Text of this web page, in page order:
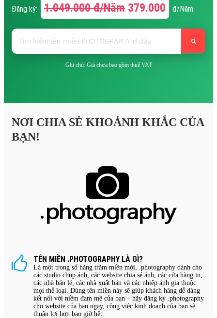
Đăng ký: 1.049.000 đ/Năm 379.000 đ/Năm
Ghi chú: Giá chưa bao gồm thuế VAT
NƠI CHIA SẺ KHOẢNH KHẮC CỦA
BẠN!
TÊN MIỀN .PHOTOGRAPHY LÀ GÌ?
Là một trong số hàng trăm miền mới, .photography dành cho
các studio chụp ảnh, các website chia sẻ ảnh, các cửa hàng in,
các nhà bán lẻ, các nhà xuất bản và các nhiếp ảnh gia thuộc
mọi thể loại. Dùng tên miền này sẽ giúp khách hàng dễ dàng
kết nối với niềm đam mê của bạn – hãy đăng ký .photography
cho website của bạn ngay, công việc kinh doanh của bạn sẽ
thuận lợi hơn bao giờ hết.